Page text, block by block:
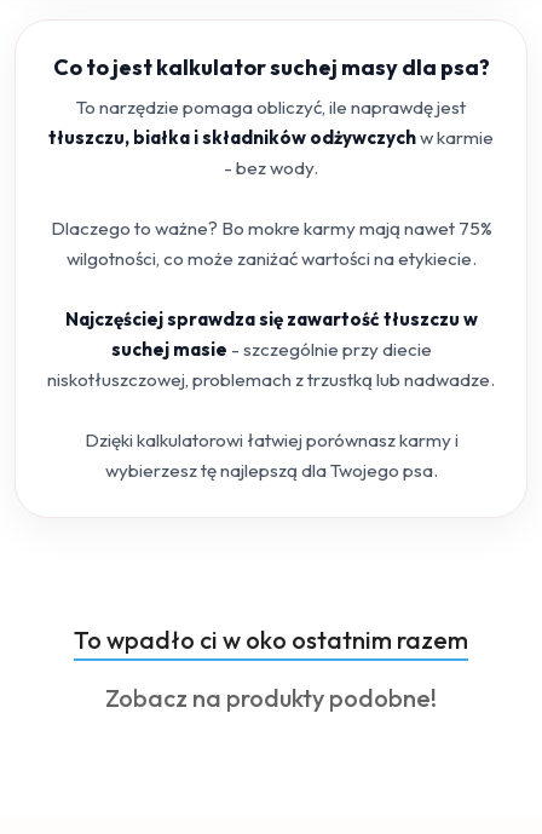
Co to jest kalkulator suchej masy dla psa?
To narzędzie pomaga obliczyć, ile naprawdę jest
tłuszczu, białka i składników odżywczychw karmie
- bez wody.
Dlaczego to ważne? Bo mokre karmy mają nawet 75%
wilgotności, co może zaniżać wartości na etykiecie.
Najczęściej sprawdza się zawartość tłuszczu w
suchej masie - szczególnie przy diecie
niskotłuszczowej, problemach z trzustką lub nadwadze.
Dzięki kalkulatorowi łatwiej porównasz karmy i
wybierzesz tę najlepszą dla Twojego psa.
Pomiń karuzelę produktów
Produkty
o
statusie:
To wpadło ci w oko ostatnim razem
Produkty
Zobacz na produkty podobne!